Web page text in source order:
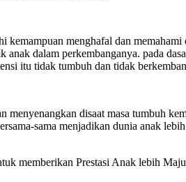
menghafal dan
dalam perkembanganya. pada
itu tidak tumbuh dan tidak
disaat masa tumbuh
sama menjadikan dunia anak
memberikan Prestasi Anak lebih